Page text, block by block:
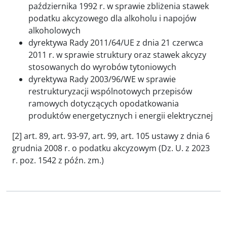
października 1992 r. w sprawie zbliżenia stawek
podatku akcyzowego dla alkoholu i napojów
alkoholowych
dyrektywa Rady 2011/64/UE z dnia 21 czerwca
2011 r. w sprawie struktury oraz stawek akcyzy
stosowanych do wyrobów tytoniowych
dyrektywa Rady 2003/96/WE w sprawie
restrukturyzacji wspólnotowych przepisów
ramowych dotyczących opodatkowania
produktów energetycznych i energii elektrycznej
[2] art. 89, art. 93-97, art. 99, art. 105 ustawy z dnia 6
grudnia 2008 r. o podatku akcyzowym (Dz. U. z 2023
r. poz. 1542 z późn. zm.)